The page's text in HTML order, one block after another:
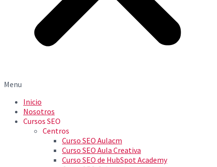
Menu
Inicio
Nosotros
Cursos SEO
Centros
Curso SEO Aulacm
Curso SEO Aula Creativa
Curso SEO de HubSpot Academy